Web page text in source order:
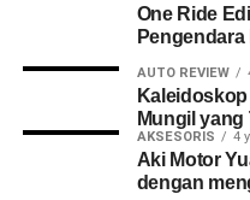
One Ride
AUTO REVIEW
Mungil
AKSESORIS 4
Aki Motor
dengan